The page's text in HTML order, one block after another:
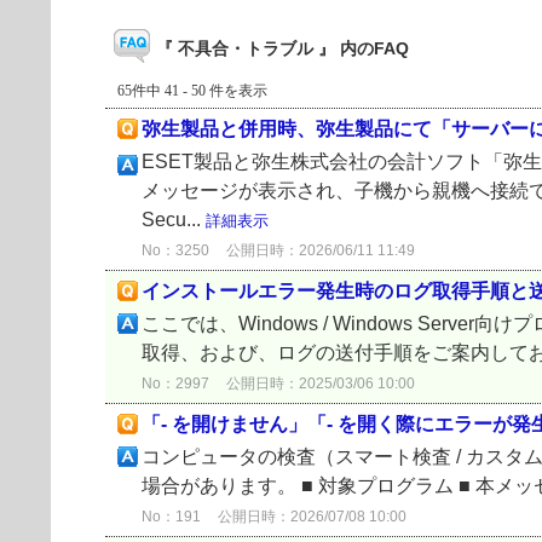
『 不具合・トラブル 』 内のFAQ
65件中 41 - 50 件を表示
弥生製品と併用時、弥生製品にて「サーバー
ESET製品と弥生株式会社の会計ソフト「弥
メッセージが表示され、子機から親機へ接
Secu... 詳細表示
No：3250 公開日時：2026/06/11 11:49
インストールエラー発生時のログ取得手順と
ここでは、Windows / Windows Server向け
取得、および、ログの送付手順をご案内し
No：2997 公開日時：2025/03/06 10:00
「- を開けません」「- を開く際にエラーが
コンピュータの検査（スマート検査 / カスタ
場合があります。 ■ 対象プログラム ■ 本メ
No：191 公開日時：2026/07/08 10:00